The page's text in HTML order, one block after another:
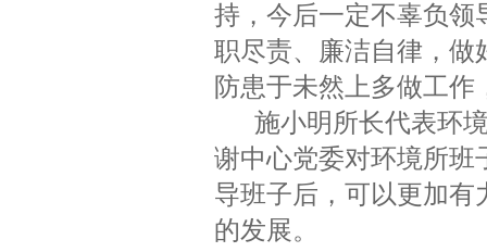
持，今后一定不辜负领
职尽责、廉洁自律，做
防患于未然上多做工
施小明所长代表环
谢中心党委对环境所班
导班子后，可以更加有
的发展。